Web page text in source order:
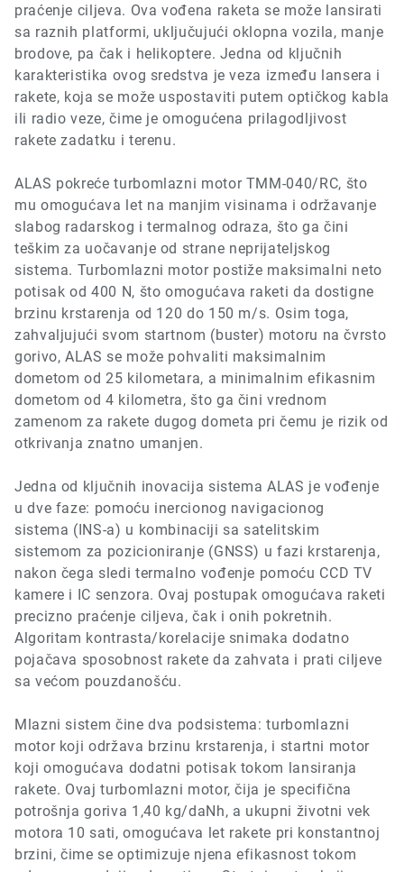
praćenje ciljeva. Ova vođena raketa se može lansirati
sa raznih platformi, uključujući oklopna vozila, manje
brodove, pa čak i helikoptere. Jedna od ključnih
karakteristika ovog sredstva je veza između lansera i
rakete, koja se može uspostaviti putem optičkog kabla
ili radio veze, čime je omogućena prilagodljivost
rakete zadatku i terenu.
ALAS pokreće turbomlazni motor TMM-040/RC, što
mu omogućava let na manjim visinama i održavanje
slabog radarskog i termalnog odraza, što ga čini
teškim za uočavanje od strane neprijateljskog
sistema. Turbomlazni motor postiže maksimalni neto
potisak od400 N, što omogućava raketi da dostigne
brzinu krstarenja od 120 do 150 m/s. Osim toga,
zahvaljujući svom startnom (buster) motoru na čvrsto
gorivo, ALAS se može pohvaliti maksimalnim
dometom od 25 kilometara, a minimalnim efikasnim
dometom od 4 kilometra, što ga čini vrednom
zamenom za rakete dugog dometa pri čemu je rizik od
otkrivanja znatno umanjen.
Jedna od ključnih inovacija sistema ALAS je vođenje
u dve faze: pomoću inercionog navigacionog
sistema (INS-a) u kombinaciji sa satelitskim
sistemom za pozicioniranje (GNSS) ufazi krstarenja,
nakon čega sledi termalno vođenje pomoću CCD TV
kamere i IC senzora. Ovaj postupak omogućava raketi
precizno praćenje ciljeva, čak i onih pokretnih.
Algoritam kontrasta/korelacije snimaka dodatno
pojačava sposobnost rakete da zahvata i prati ciljeve
sa većom pouzdanošću.
Mlazni sistem čine dva podsistema: turbomlazni
motor koji održava brzinu krstarenja, i startni motor
koji omogućava dodatni potisak tokom lansiranja
rakete. Ovaj turbomlazni motor, čija je specifična
potrošnja goriva 1,40 kg/daNh, a ukupni životni vek
motora 10 sati, omogućava let rakete pri konstantnoj
brzini, čime se optimizuje njena efikasnost tokom